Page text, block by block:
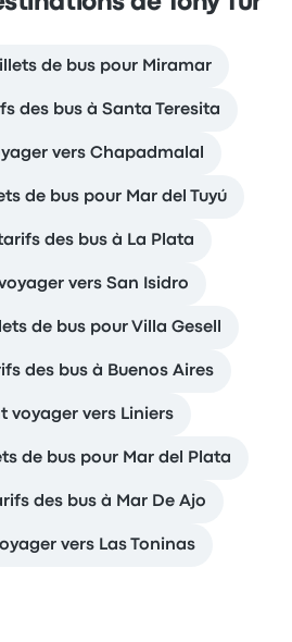
de bus pour Miramar
des bus à Santa Teresita
vers Chapadmalal
de bus pour Mar del Tuyú
des bus à La Plata
vers San Isidro
de bus pour Villa Gesell
des bus à Buenos Aires
voyager vers Liniers
de bus pour Mar del Plata
des bus à Mar De Ajo
vers Las Toninas